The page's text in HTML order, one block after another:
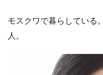
モスクワで暮らしている
人。